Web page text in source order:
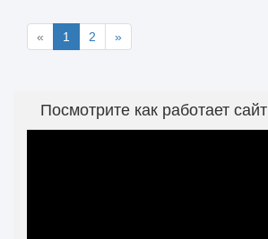
« 1 2 »
Посмотрите как работает сайт